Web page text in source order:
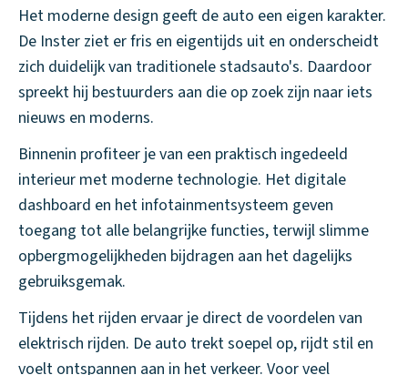
Het moderne design geeft de auto een eigen karakter.
De Inster ziet er fris en eigentijds uit en onderscheidt
zich duidelijk van traditionele stadsauto's. Daardoor
spreekt hij bestuurders aan die op zoek zijn naar iets
nieuws en moderns.
Binnenin profiteer je van een praktisch ingedeeld
interieur met moderne technologie. Het digitale
dashboard en het infotainmentsysteem geven
toegang tot alle belangrijke functies, terwijl slimme
opbergmogelijkheden bijdragen aan het dagelijks
gebruiksgemak.
Tijdens het rijden ervaar je direct de voordelen van
elektrisch rijden. De auto trekt soepel op, rijdt stil en
voelt ontspannen aan in het verkeer. Voor veel